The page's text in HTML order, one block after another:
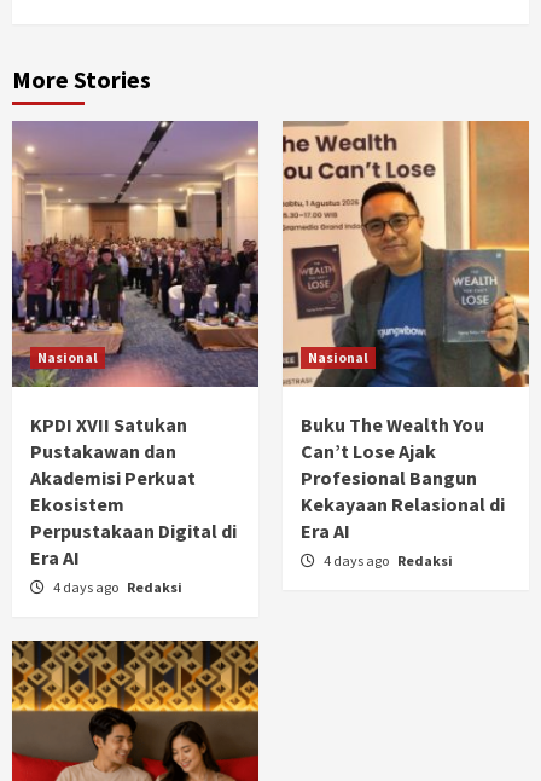
More Stories
Nasional
KPDI XVII Satukan
Pustakawan dan
Akademisi Perkuat
Ekosistem
Perpustakaan Digital di
Era AI
4 days ago Redaksi
Nasional
Buku The Wealth You
Can’t Lose Ajak
Profesional Bangun
Kekayaan Relasional di
Era AI
4 days ago Redaksi